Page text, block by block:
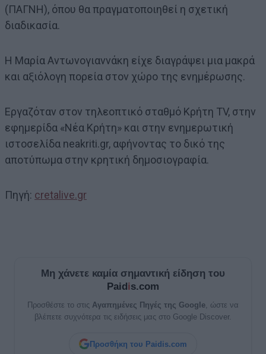
(ΠΑΓΝΗ), όπου θα πραγματοποιηθεί η σχετική
διαδικασία.
Η Μαρία Αντωνογιαννάκη είχε διαγράψει μια μακρά
και αξιόλογη πορεία στον χώρο της ενημέρωσης.
Εργαζόταν στον τηλεοπτικό σταθμό Κρήτη TV, στην
εφημερίδα «Νέα Κρήτη» και στην ενημερωτική
ιστοσελίδα neakriti.gr, αφήνοντας το δικό της
αποτύπωμα στην κρητική δημοσιογραφία.
Πηγή: cretalive.gr
Μη χάνετε καμία σημαντική είδηση του
Paidis.com
Προσθέστε το στις Αγαπημένες Πηγές της Google , ώστε να
βλέπετε συχνότερα τις ειδήσεις μας στο Google Discover.
Προσθήκη του Paidis.com